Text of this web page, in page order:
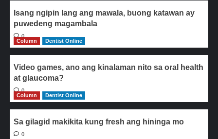
Isang ngipin lang ang mawala, buong katawan ay
puwedeng magambala
0
Column
Dentist Online
Video games, ano ang kinalaman nito sa oral health
at glaucoma?
0
Column
Dentist Online
Sa gilagid makikita kung fresh ang hininga mo
0